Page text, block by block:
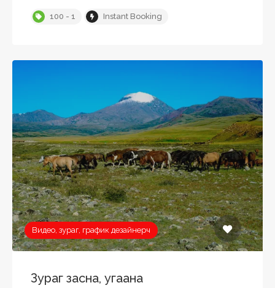
100 - 1 Instant Booking
Видео, зураг, график дезайнерч
Зураг засна, угаана